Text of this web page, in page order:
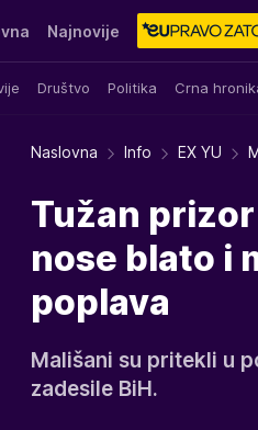
Najnovije
Društvo Politika Crna
Stvar ukusa Yumama
Naslovna Info EX YU
Tužan
nose blato i
poplava
Mališani su pritekli u
zadesile BiH.